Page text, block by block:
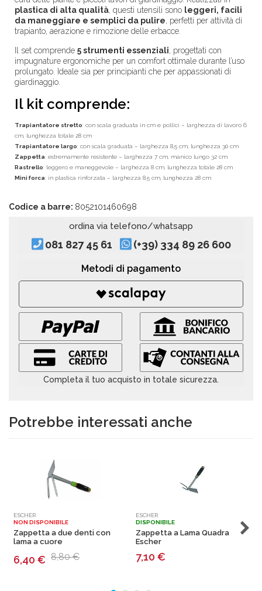
plastica di alta qualità, questi utensili sono leggeri, facili
da maneggiare e semplici da pulire, perfetti per attività di
trapianto, aerazione e rimozione delle erbacce.
Il set comprende 5 strumenti essenziali, progettati con
impugnature ergonomiche per un comfort ottimale durante l’uso
prolungato. Ideale sia per principianti che per appassionati di
giardinaggio.
Il kit comprende:
Trapiantatore stretto: con scala graduata in cm e pollici – larghezza di lavoro 6
cm, lunghezza totale 28 cm
Trapiantatore largo: con scala graduata – larghezza 8,5 cm, lunghezza 30 cm
Zappetta: estremamente resistente – larghezza 7 cm, manico lungo 32 cm
Rastrello: leggero e maneggevole – larghezza 8 cm, lunghezza totale 28 cm
Mini forca: in plastica rinforzata – larghezza 8,5 cm, lunghezza 28 cm
Codice a barre: 8052101460698
ordina via telefono/whatsapp
081 827 45 61 (+39) 334 89 26 600
Metodi di pagamento
Completa il tuo acquisto in totale sicurezza.
Potrebbe interessati anche
ESCHER
NON DISPONIBILE
Zappetta a due denti con
lama a cuore
6,40 € 8,80 €
ESCHER
DISPONIBILE
Zappetta a Lama Quadra
Escher
7,10 €